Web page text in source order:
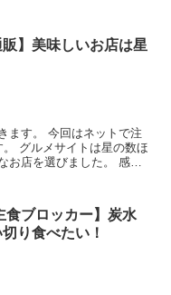
販】美味しいお店は星
ます。 今回はネットで注
グルメサイトは星の数ほ
お店を選びました。 感動
食ブロッカー】炭水
り食べたい！